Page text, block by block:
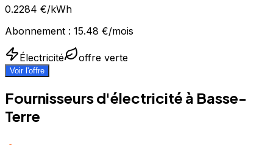
0.2284 €/kWh
Abonnement : 15.48 €/mois
Électricité offre verte
Voir l'offre
Fournisseurs d'électricité à Basse-
Terre